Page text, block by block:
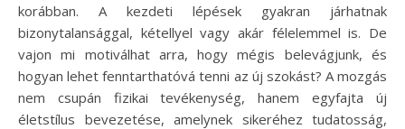
korábban. A kezdeti lépések gyakran járhatnak
bizonytalansággal, kétellyel vagy akár félelemmel is. De
vajon mi motiválhat arra, hogy mégis belevágjunk, és
hogyan lehet fenntarthatóvá tenni az új szokást? A mozgás
nem csupán fizikai tevékenység, hanem egyfajta új
életstílus bevezetése, amelynek sikeréhez tudatosság,